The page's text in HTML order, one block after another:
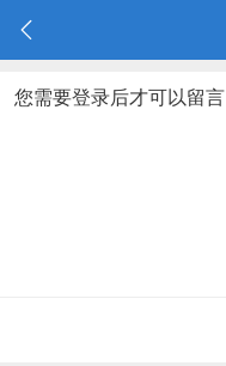
您需要登录后才可以留言